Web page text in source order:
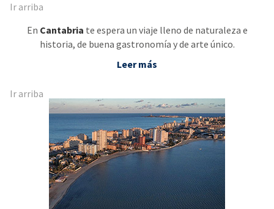
Ir arriba
En Cantabria te espera un viaje lleno de naturaleza e
historia, de buena gastronomía y de arte único.
Leer más
Ir arriba